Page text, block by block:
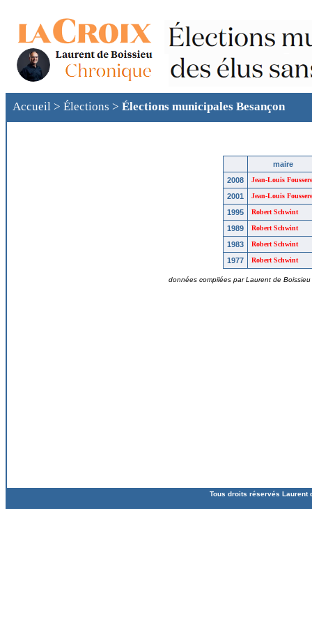
Accueil > Élections > Élections municipales Besançon
maire
2008
Jean-Louis
2001 Jean-Louis
1995 Robert Schwint
1989 Robert Schwint
1983 Robert Schwint
1977 Robert Schwint
données compilées par Laurent de
Tous droits réservés Laurent